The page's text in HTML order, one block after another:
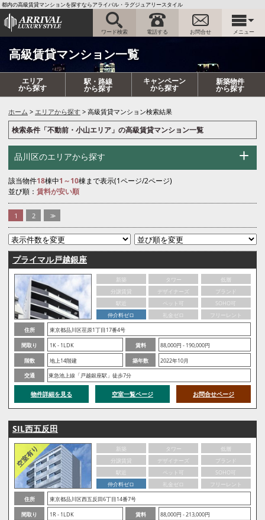
都内の高級賃貸マンションを探すならアライバル・ラグジュアリースタイル
ワード検索 電話する お問合せ メニュー
高級賃貸マンション一覧
エリア
から探す
駅・路線
から探す
キャンペーン
から探す
新築物件
から探す
ホーム エリアから探す 高級賃貸マンション検索結果
検索条件「不動前・小山エリア」の高級賃貸マンション一覧
品川区のエリアから探す
該当物件18棟中1～10棟まで表示(1ページ/2ページ)
並び順： 賃料が安い順
1 2 >>
プライマル戸越銀座
新築 タワー
低層
分譲賃貸
デザイナーズ
ブランド
駅近
ペット可
SOHO可
仲介料ゼロ
礼金ゼロ
フリーレント
住所
東京都品川区荏原1丁目17番4号
間取り
1K - 1LDK 賃料
88,000円 - 190,000円
階数
地上14階建 築年数
2022年10月
交通
東急池上線「戸越銀座駅」徒歩7分
物件詳細を見る 空室一覧ページ お問合せページ
SIL西五反田
新築 タワー
低層
分譲賃貸
デザイナーズ
ブランド
駅近
ペット可
SOHO可
仲介料ゼロ
礼金ゼロ
フリーレント
住所
東京都品川区西五反田6丁目14番7号
間取り
1R - 1LDK 賃料
88,000円 - 213,000円